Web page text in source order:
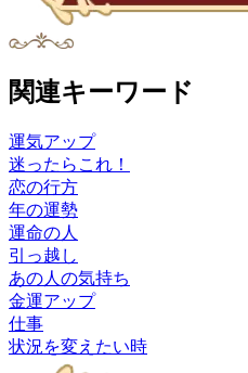
関連キーワード
運気アップ
迷ったらこれ！
恋の行方
年の運勢
運命の人
引っ越し
あの人の気持ち
金運アップ
仕事
状況を変えたい時